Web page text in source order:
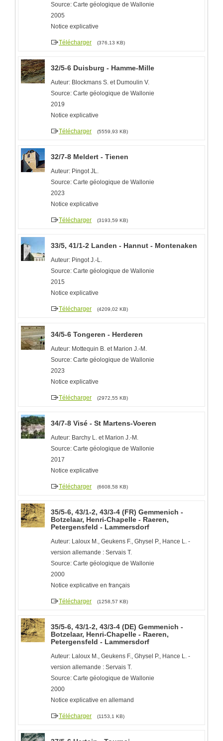
Source: Carte géologique de Wallonie
2005
Notice explicative
Télécharger (376,13 KB)
32/5-6 Duisburg - Hamme-Mille
Auteur: Blockmans S. et Dumoulin V.
Source: Carte géologique de Wallonie
2019
Notice explicative
Télécharger (5559,93 KB)
32/7-8 Meldert - Tienen
Auteur: Pingot JL.
Source: Carte géologique de Wallonie
2023
Notice explicative
Télécharger (3193,59 KB)
33/5, 41/1-2 Landen - Hannut - Montenaken
Auteur: Pingot J.-L.
Source: Carte géologique de Wallonie
2015
Notice explicative
Télécharger (4209,02 KB)
34/5-6 Tongeren - Herderen
Auteur: Mottequin B. et Marion J.-M.
Source: Carte géologique de Wallonie
2023
Notice explicative
Télécharger (2972,55 KB)
34/7-8 Visé - St Martens-Voeren
Auteur: Barchy L. et Marion J.-M.
Source: Carte géologique de Wallonie
2017
Notice explicative
Télécharger (6608,58 KB)
35/5-6, 43/1-2, 43/3-4 (FR) Gemmenich -
Botzelaar, Henri-Chapelle - Raeren,
Petergensfeld - Lammersdorf
Auteur: Laloux M., Geukens F., Ghysel P., Hance L. -
version allemande : Servais T.
Source: Carte géologique de Wallonie
2000
Notice explicative en français
Télécharger (1258,57 KB)
35/5-6, 43/1-2, 43/3-4 (DE) Gemmenich -
Botzelaar, Henri-Chapelle - Raeren,
Petergensfeld - Lammersdorf
Auteur: Laloux M., Geukens F., Ghysel P., Hance L. -
version allemande : Servais T.
Source: Carte géologique de Wallonie
2000
Notice explicative en allemand
Télécharger (1153,1 KB)